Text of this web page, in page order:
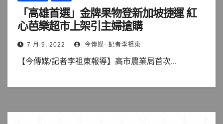
「高雄首選」金牌果物登新加坡捷運 紅
心芭樂超市上架引主婦搶購
7 月 9, 2022 今傳媒- 記者李祖東
【今傳媒/記者李祖東報導】高市農業局首次...